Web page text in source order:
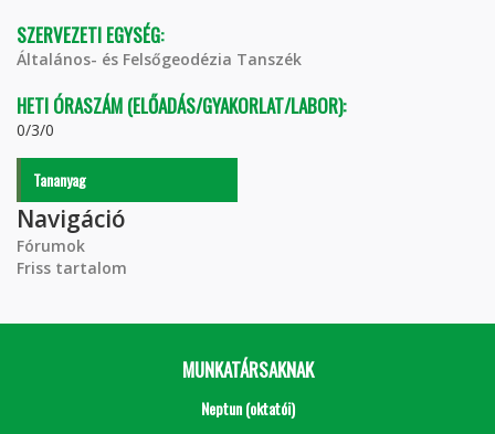
SZERVEZETI EGYSÉG:
Általános- és Felsőgeodézia Tanszék
HETI ÓRASZÁM (ELŐADÁS/GYAKORLAT/LABOR):
0/3/0
Tananyag
Navigáció
Fórumok
Friss tartalom
MUNKATÁRSAKNAK
Neptun (oktatói)